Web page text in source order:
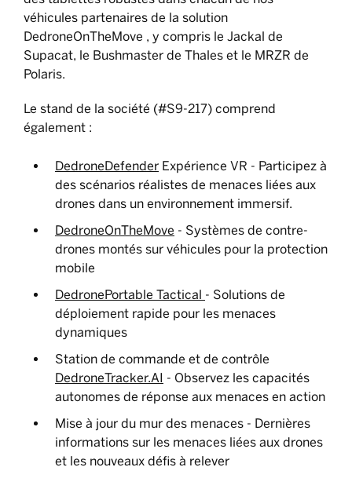
véhicules partenaires de la solution
DedroneOnTheMove , y compris le Jackal de
Supacat, le Bushmaster de Thales et le MRZR de
Polaris.
Le stand de la société (#S9-217) comprend
également :
DedroneDefender Expérience VR - Participez à
des scénarios réalistes de menaces liées aux
drones dans un environnement immersif.
DedroneOnTheMove - Systèmes de contre-
drones montés sur véhicules pour la protection
mobile
DedronePortable Tactical - Solutions de
déploiement rapide pour les menaces
dynamiques
Station de commande et de contrôle
DedroneTracker.AI - Observez les capacités
autonomes de réponse aux menaces en action
Mise à jour du mur des menaces - Dernières
informations sur les menaces liées aux drones
et les nouveaux défis à relever